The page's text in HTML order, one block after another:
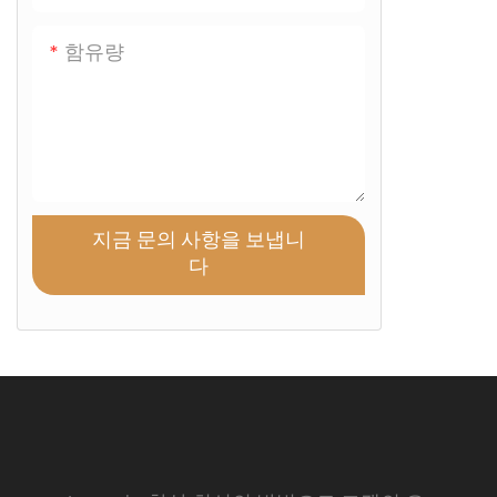
함유량
지금 문의 사항을 보냅니
다